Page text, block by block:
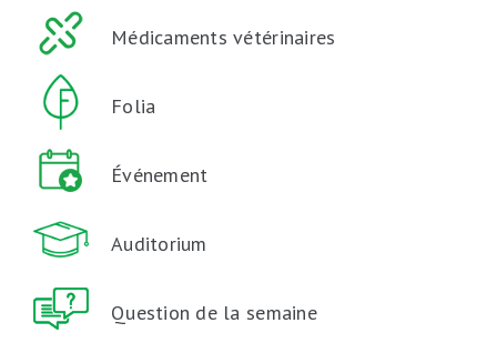
Médicaments vétérinaires
Folia
Événement
Auditorium
Question de la semaine